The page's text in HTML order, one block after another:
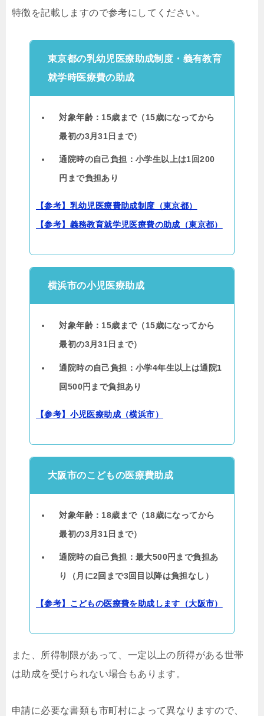
特徴を記載しますので参考にしてください。
東京都の乳幼児医療助成制度・義有教育
就学時医療費の助成
対象年齢：15歳まで（15歳になってから
最初の3月31日まで）
通院時の自己負担：小学生以上は1回200
円まで負担あり
【参考】乳幼児医療費助成制度（東京都）
【参考】義務教育就学児医療費の助成（東京都）
横浜市の小児医療助成
対象年齢：15歳まで（15歳になってから
最初の3月31日まで）
通院時の自己負担：小学4年生以上は通院1
回500円まで負担あり
【参考】小児医療助成（横浜市）
大阪市のこどもの医療費助成
対象年齢：18歳まで（18歳になってから
最初の3月31日まで）
通院時の自己負担：最大500円まで負担あ
り（月に2回まで3回目以降は負担なし）
【参考】こどもの医療費を助成します（大阪市）
また、所得制限があって、一定以上の所得がある世帯
は助成を受けられない場合もあります。
申請に必要な書類も市町村によって異なりますので、